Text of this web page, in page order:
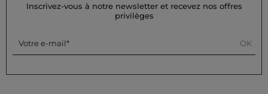
Inscrivez-vous à notre newsletter et recevez nos offres
privilèges
Votre e-mail OK